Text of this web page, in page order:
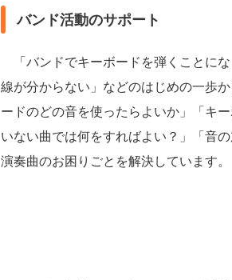
バンド活動のサポート
「バンドでキーボードを弾くことに
線が分からない」などのはじめの一歩
ードのどの音を使ったらよいか」「キ
いない曲では何をすればよい？」「音
演奏曲のお困りごとを解決しています。